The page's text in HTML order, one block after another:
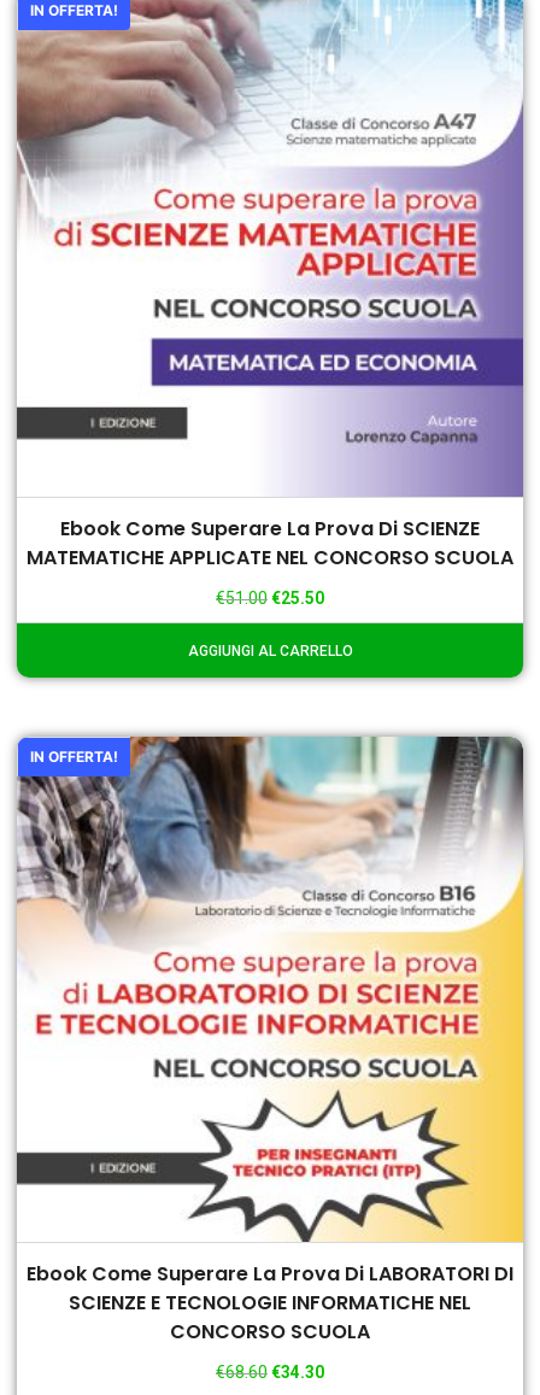
IN OFFERTA!
Ebook Come Superare La Prova Di SCIENZE
MATEMATICHE APPLICATE NEL CONCORSO SCUOLA
€51.00€25.50
AGGIUNGI AL CARRELLO
IN OFFERTA!
Ebook Come Superare La Prova Di LABORATORI DI
SCIENZE E TECNOLOGIE INFORMATICHE NEL
CONCORSO SCUOLA
€68.60€34.30